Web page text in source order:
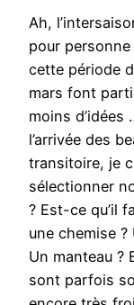
Ah,
pour personne
cette période
mars font
moins d’idées
l’arrivée des
transitoire, je
sélectionner
? Est-ce qu’il
une chemise
Un manteau ?
sont parfois